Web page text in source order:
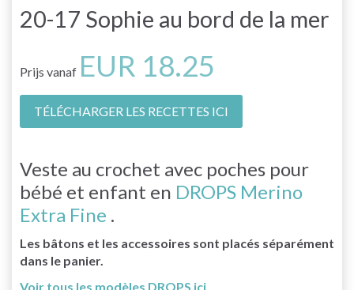
20-17 Sophie au bord de la mer
Prijs vanaf EUR 18.25
TÉLÉCHARGER LES RECETTES ICI
Veste au crochet avec poches pour
bébé et enfant en DROPS Merino
Extra Fine .
Les bâtons et les accessoires sont placés séparément
dans le panier.
Voir tous les modèles DROPS ici.